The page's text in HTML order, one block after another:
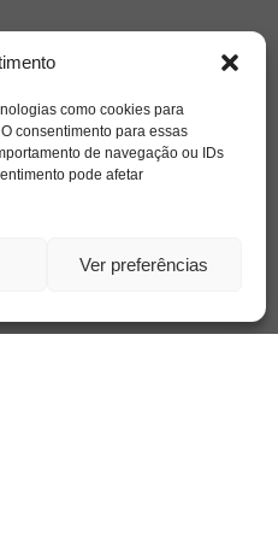
como cookies para
consentimento para essas
de navegação ou IDs
pode afetar
Ver preferências
depressao
família filme
liberdade livro
relato